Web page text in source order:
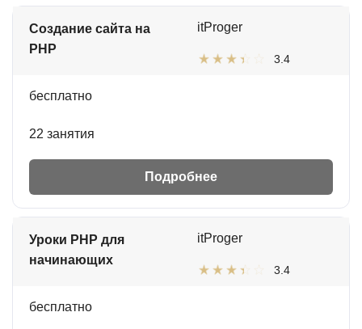
Создание сайта на
PHP
itProger
3.4
бесплатно
22 занятия
Подробнее
Уроки PHP для
начинающих
itProger
3.4
бесплатно